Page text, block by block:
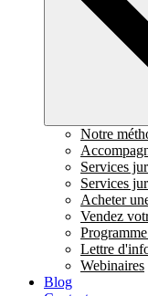
Notre
Services
Services
Acheter
Vendez
Lettre
Webinaires
Blog